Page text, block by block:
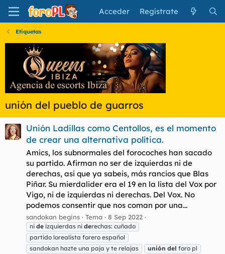
Acceder Regístrate
Etiquetas
unión del pueblo de guarros
Unión Ladillas como Centollos, es el momento
de crear una alternativa política.
Amics, los subnormales del forocoches han sacado
su partido. Afirman no ser de izquierdas ni de
derechas, asi que ya sabeis, más rancios que Blas
Piñar. Su mierdalider era el 19 en la lista del Vox por
Vigo, ni de izquierdas ni derechas. Del Vox. No
podemos consentir que nos coman por una...
sandokan begins Tema 8 Sep 2022
ni de izquierdas ni derechas: cuñado
partido lorealista forero español
sandokan hazte una paja y te relajas
unión del foro pl